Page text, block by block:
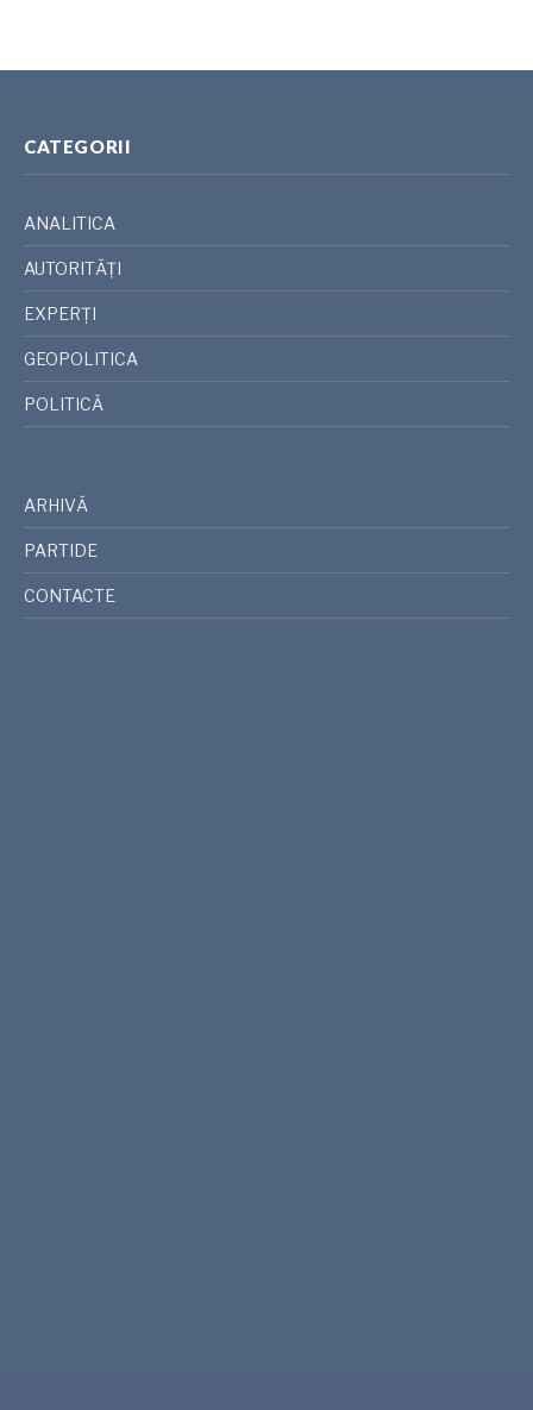
CATEGORII
ANALITICA
AUTORITĂȚI
EXPERȚI
GEOPOLITICA
POLITICĂ
ARHIVĂ
PARTIDE
CONTACTE